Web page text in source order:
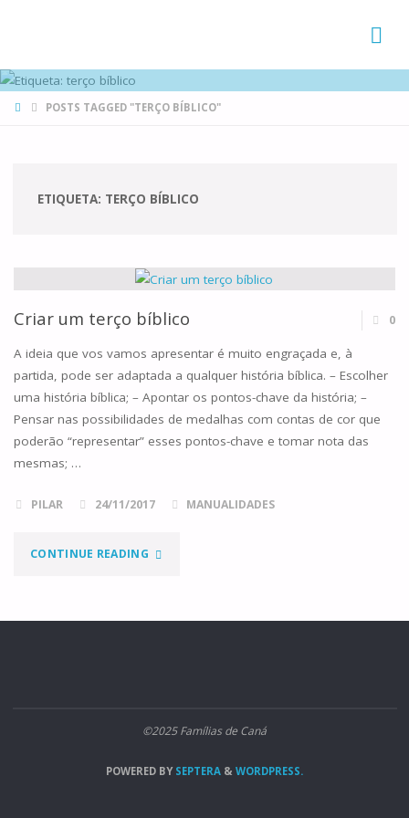
HOMEPOSTS TAGGED "TERÇO BÍBLICO"
ETIQUETA: TERÇO BÍBLICO
Criar um terço bíblico 0
A ideia que vos vamos apresentar é muito engraçada e, à
partida, pode ser adaptada a qualquer história bíblica. – Escolher
uma história bíblica; – Apontar os pontos-chave da história; –
Pensar nas possibilidades de medalhas com contas de cor que
poderão “representar” esses pontos-chave e tomar nota das
mesmas; …
PILAR 24/11/2017 MANUALIDADES
CONTINUE READING"CRIAR
TERÇO
©2025 Famílias de Caná
POWERED BYSEPTERA & WORDPRESS.